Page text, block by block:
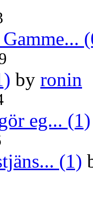
by ronin
eg... (1)
(1)